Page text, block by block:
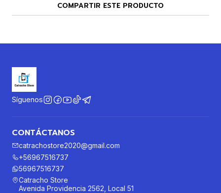
COMPARTIR ESTE PRODUCTO
Síguenos
CONTÁCTANOS
catrachostore2020@gmail.com
+56967516737
56967516737
Catracho Store
Avenida Providencia 2562, Local 51